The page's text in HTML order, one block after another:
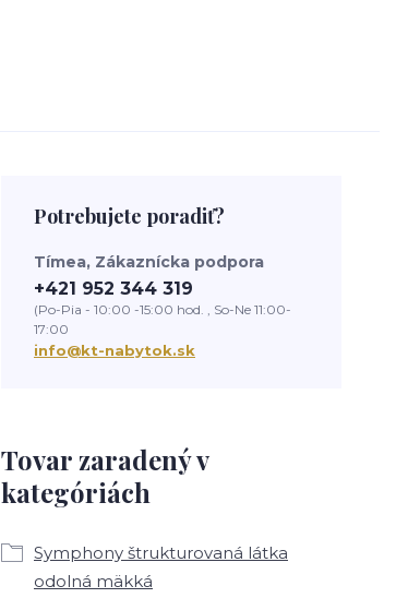
Tovar zaradený v
kategóriách
Symphony štrukturovaná látka
odolná mäkká
Potrebujete poradiť?
Tímea, Zákaznícka podpora
+421 952 344 319
(Po-Pia - 10:00 -15:00 hod. , So-Ne 11:00-
17:00
info@kt-nabytok.sk